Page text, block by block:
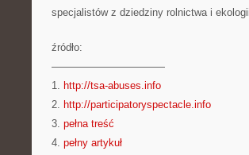
specjalistów z dziedziny rolnictwa i
źródło:
———————————
1. http://tsa-abuses.info
2. http://participatoryspectacle.info
3. pełna treść
4. pełny artykuł